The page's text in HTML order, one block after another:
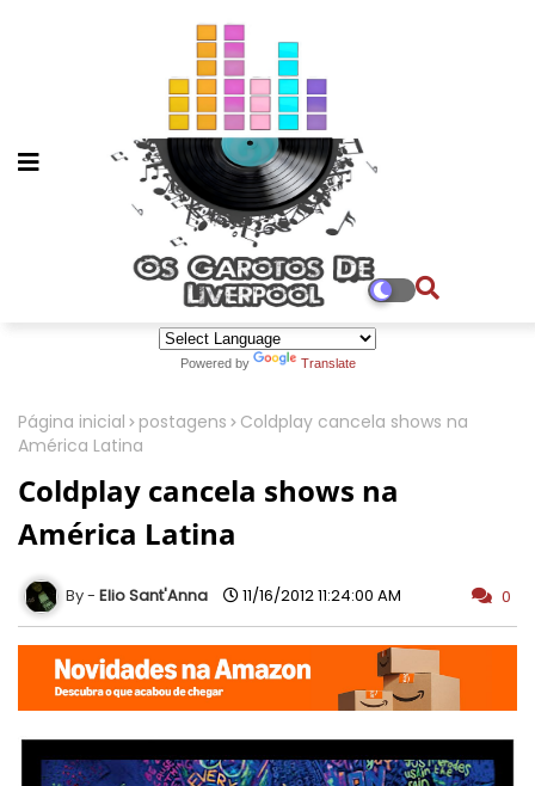
Powered by Translate
Página inicial postagens
Coldplay cancela shows na
América Latina
Coldplay cancela shows na
América Latina
Elio Sant'Anna 11/16/2012 11:24:00 AM 0